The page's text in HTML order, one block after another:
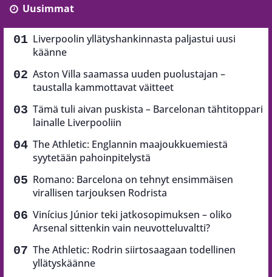
Uusimmat
Liverpoolin yllätyshankinnasta paljastui uusi
käänne
Aston Villa saamassa uuden puolustajan –
taustalla kammottavat väitteet
Tämä tuli aivan puskista – Barcelonan tähtitoppari
lainalle Liverpooliin
The Athletic: Englannin maajoukkuemiestä
syytetään pahoinpitelystä
Romano: Barcelona on tehnyt ensimmäisen
virallisen tarjouksen Rodrista
Vinícius Júnior teki jatkosopimuksen – oliko
Arsenal sittenkin vain neuvotteluvaltti?
The Athletic: Rodrin siirtosaagaan todellinen
yllätyskäänne